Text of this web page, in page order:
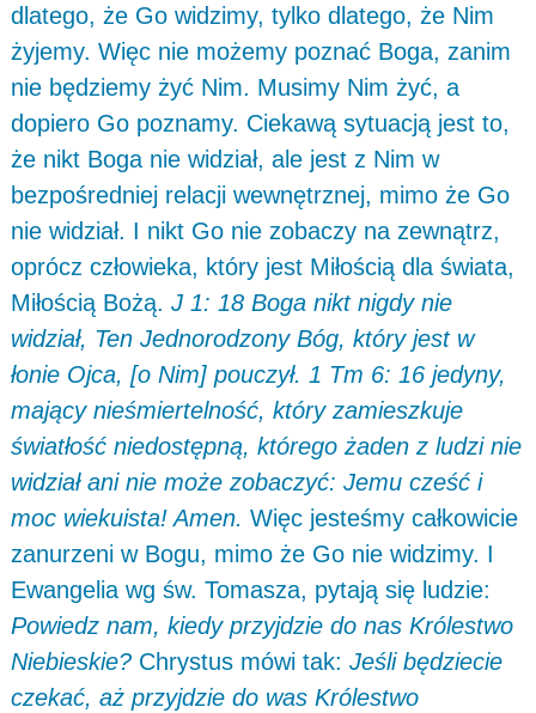
dlatego, że Go widzimy, tylko dlatego, że Nim
żyjemy. Więc nie możemy poznać Boga, zanim
nie będziemy żyć Nim. Musimy Nim żyć, a
dopiero Go poznamy. Ciekawą sytuacją jest to,
że nikt Boga nie widział, ale jest z Nim w
bezpośredniej relacji wewnętrznej, mimo że Go
nie widział. I nikt Go nie zobaczy na zewnątrz,
oprócz człowieka, który jest Miłością dla świata,
Miłością Bożą. J 1: 18 Boga nikt nigdy nie
widział, Ten Jednorodzony Bóg, który jest w
łonie Ojca, [o Nim] pouczył. 1 Tm 6: 16 jedyny,
mający nieśmiertelność, który zamieszkuje
światłość niedostępną, którego żaden z ludzi nie
widział ani nie może zobaczyć: Jemu cześć i
moc wiekuista! Amen. Więc jesteśmy całkowicie
zanurzeni w Bogu, mimo że Go nie widzimy. I
Ewangelia wg św. Tomasza, pytają się ludzie:
Powiedz nam, kiedy przyjdzie do nas Królestwo
Niebieskie?Chrystus mówi tak: Jeśli będziecie
czekać, aż przyjdzie do was Królestwo